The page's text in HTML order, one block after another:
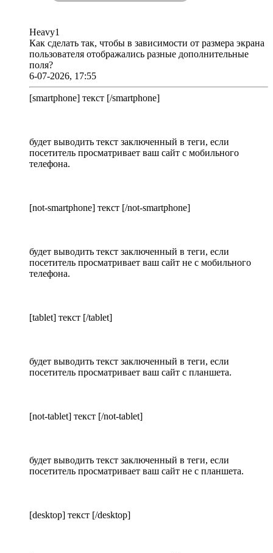
Heavy1
Как сделать так, чтобы в зависимости от размера экрана
пользователя отображались разные дополнительные
поля?
6-07-2026, 17:55
[smartphone] текст [/smartphone]
будет выводить текст заключенный в теги, если
посетитель просматривает ваш сайт с мобильного
телефона.
[not-smartphone] текст [/not-smartphone]
будет выводить текст заключенный в теги, если
посетитель просматривает ваш сайт не с мобильного
телефона.
[tablet] текст [/tablet]
будет выводить текст заключенный в теги, если
посетитель просматривает ваш сайт с планшета.
[not-tablet] текст [/not-tablet]
будет выводить текст заключенный в теги, если
посетитель просматривает ваш сайт не с планшета.
[desktop] текст [/desktop]